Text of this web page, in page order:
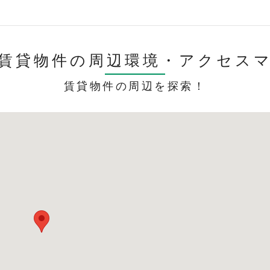
貸物件の周辺環境・ アクセス
賃貸物件の周辺を探索！